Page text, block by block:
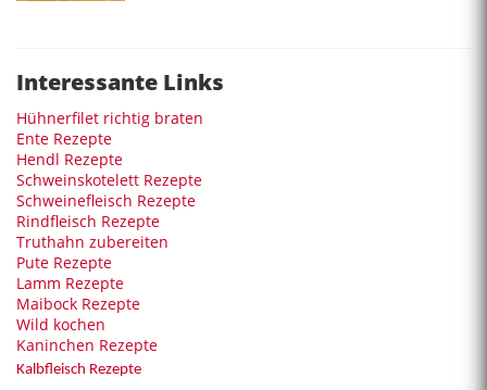
Interessante Links
Hühnerfilet richtig braten
Ente Rezepte
Hendl Rezepte
Schweinskotelett Rezepte
Schweinefleisch Rezepte
Rindfleisch Rezepte
Truthahn zubereiten
Pute Rezepte
Lamm Rezepte
Maibock Rezepte
Wild kochen
Kaninchen Rezepte
Kalbfleisch Rezepte